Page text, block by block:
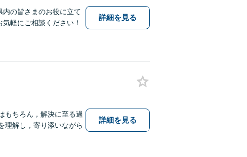
の皆さまのお役に立て
軽にご相談ください！
詳細を見る
もちろん，解決に至る過
理解し，寄り添いながら
詳細を見る